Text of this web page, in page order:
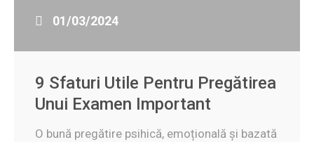
01/03/2024
9 Sfaturi Utile Pentru Pregătirea
Unui Examen Important
O bună pregătire psihică, emoțională și bazată